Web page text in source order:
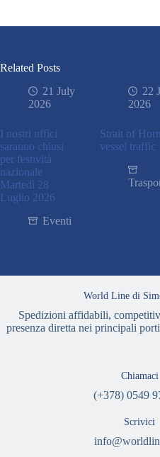
Related Posts
21 July
2026
I nostri uffici
saranno chiusi
per festività
nazionale
Martedì 28
Luglio 2026
Eventi
22
2026
Strait of
vessel traffic
World Line di
Spedizioni affidabili,
presenza diretta nei principali
Chiamaci
(+378) 0549
Scrivici